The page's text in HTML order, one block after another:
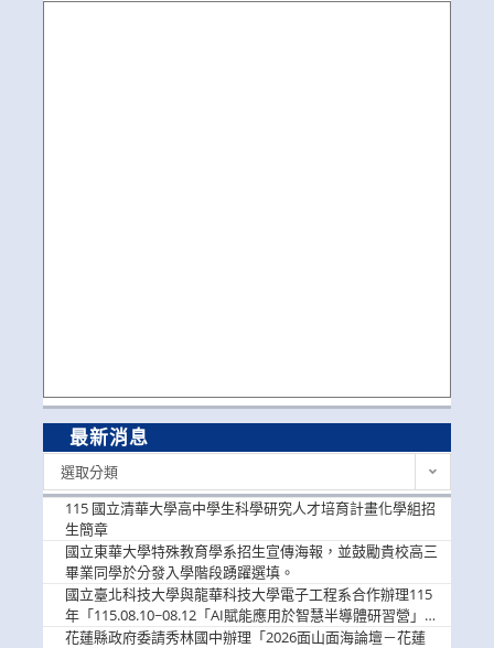
最新消息
選取分類
115 國立清華大學高中學生科學研究人才培育計畫化學組招
生簡章
國立東華大學特殊教育學系招生宣傳海報，並鼓勵貴校高三
畢業同學於分發入學階段踴躍選填。
國立臺北科技大學與龍華科技大學電子工程系合作辦理115
年「115.08.10~08.12「AI賦能應用於智慧半導體研習營」，
歡迎學生踴躍報名參加
花蓮縣政府委請秀林國中辦理「2026面山面海論壇－花蓮